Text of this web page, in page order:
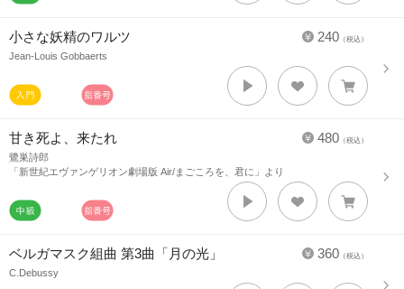
240 （税込）
小さな妖精のワルツ
Jean-Louis Gobbaerts
480 （税込）
甘き死よ、来たれ
鷺巣詩郎
「新世紀エヴァンゲリオン劇場版 Air/まごころを、君に」より
360 （税込）
ベルガマスク組曲 第3曲「月の光」
C.Debussy